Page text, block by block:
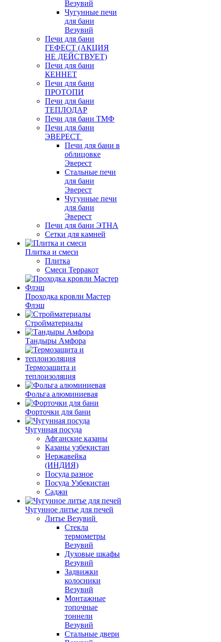
Везувий
Чугунные печи
для бани
Везувий
Печи для бани
ГЕФЕСТ (АКЦИЯ
НЕ ДЕЙСТВУЕТ)
Печи для бани
КЕННЕТ
Печи для бани
ПРОТОПИ
Печи для бани
ТЕПЛОДАР
Печи для бани ТМФ
Печи для бани
ЭВЕРЕСТ
Печи для бани в
облицовке
Эверест
Стальные печи
для бани
Эверест
Чугунные печи
для бани
Эверест
Печи для бани ЭТНА
Сетки для камней
Плитка и смеси
Плитка
Смеси Терракот
Проходка кровли Мастер
Флэш
Стройматериалы
Тандыры Амфора
Термозащита и
теплоизоляция
Фольга алюминиевая
Форточки для бани
Чугунная посуда
Афганские казаны
Казаны узбекистан
Нержавейка
(ИНДИЯ)
Посуда разное
Посуда Узбекистан
Саджи
Чугунное литье для печей
Литье Везувий
Стекла
термометры
Везувий
Духовые шкафы
Везувий
Задвижки
колосники
Везувий
Монтажные
топочные
тоннели
Везувий
Стальные двери